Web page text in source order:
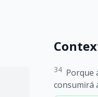
34 Porque
consumirá